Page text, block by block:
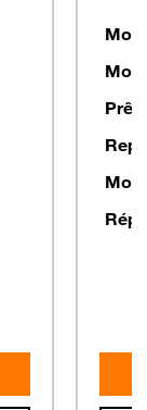
Prêt